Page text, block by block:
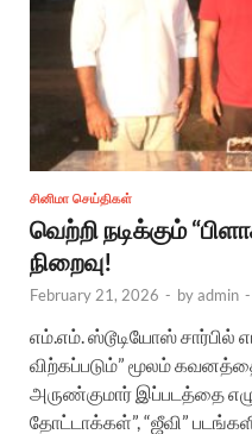
சினிமா செய்திகள்
வெற்றி நடிக்கும்
நிறைவு!
February 21, 2026 - byadmin -
எம்.எம். ஸ்டூடியோஸ் சார்பில்
விற்கப்படும்” மூலம்
அருண்குமார் இப்படத்தை
தோட்டாக்கள்”, “ஜீவி”